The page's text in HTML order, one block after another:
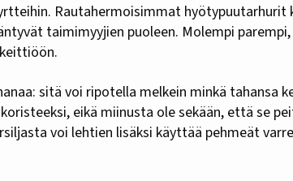
taimimyyjien puoleen. Molempi
sitä voi ripotella melkein minkä tahansa
eikä miinusta ole sekään, että se
voi lehtien lisäksi käyttää pehmeät